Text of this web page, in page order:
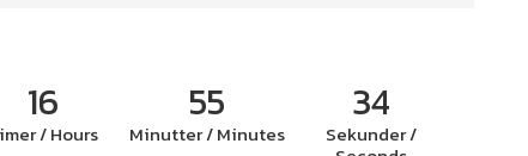
16
/ Hours
55
Minutter / Minutes
34
Sekunder /